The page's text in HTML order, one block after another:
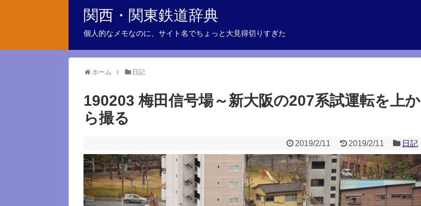
関西・関東鉄道辞典
個人的なメモなのに、サイト名でちょっと大見得切りすぎた
ホーム 日記
190203 梅田信号場～新大阪の207系試運転を上か
ら撮る
2019/2/11 2019/2/11 日記